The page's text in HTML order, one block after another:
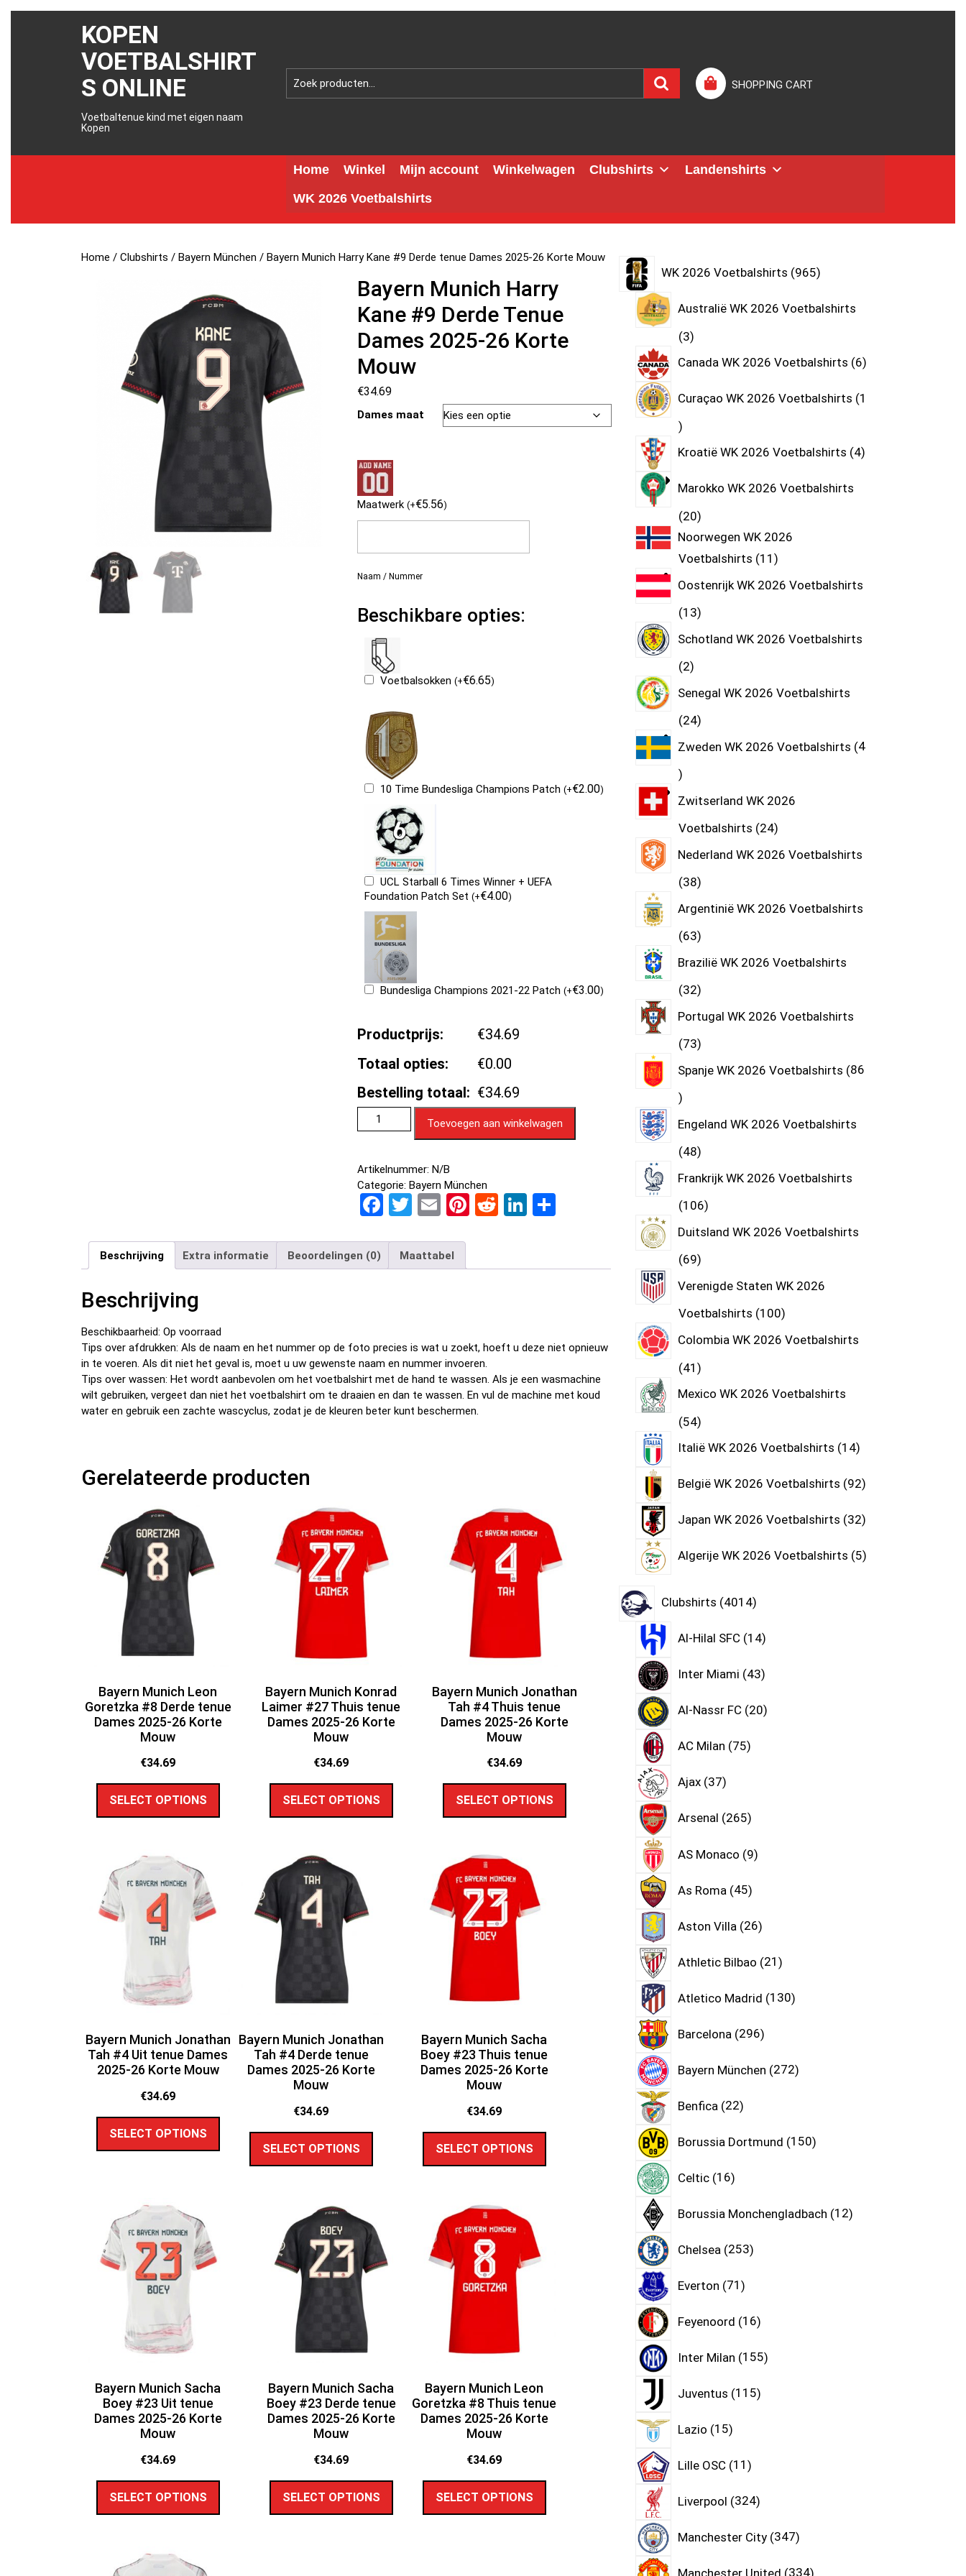
KOPEN
VOETBALSHIRT
S ONLINE
Voetbaltenue kind met eigen naam
Kopen
SHOPPING CART
Home Winkel Mijn account Winkelwagen Clubshirts
Landenshirts
WK 2026 Voetbalshirts
Home /Clubshirts /Bayern München / Bayern Munich Harry Kane #9 Derde tenue Dames 2025-26 Korte Mouw
Bayern Munich Harry
Kane #9 Derde Tenue
Dames 2025-26 Korte
Mouw
€34.69
Dames maat
Maatwerk (+€5.56)
Naam / Nummer
Beschikbare opties:
Voetbalsokken (+€6.65)
10 Time Bundesliga Champions Patch (+€2.00)
UCL Starball 6 Times Winner + UEFA
Foundation Patch Set (+€4.00)
Bundesliga Champions 2021-22 Patch (+€3.00)
Productprijs:
€34.69
Totaal opties:
€0.00
Bestelling totaal: €34.69
Toevoegen aan winkelwagen
Artikelnummer: N/B
Categorie: Bayern München
F
ce
b
k
T
tt
er
E
ail
Pi
es
R
di
Li
dI
D
n
Beschrijving Extra informatie Beoordelingen (0) Maattabel
Beschrijving
Beschikbaarheid: Op voorraad
Tips over afdrukken: Als de naam en het nummer op de foto precies is wat u zoekt, hoeft u deze niet opnieuw
in te voeren. Als dit niet het geval is, moet u uw gewenste naam en nummer invoeren.
Tips over wassen: Het wordt aanbevolen om het voetbalshirt met de hand te wassen. Als je een wasmachine
wilt gebruiken, vergeet dan niet het voetbalshirt om te draaien en dan te wassen. En vul de machine met koud
water en gebruik een zachte wascyclus, zodat je de kleuren beter kunt beschermen.
Gerelateerde producten
Bayern Munich Leon
Goretzka #8 Derde tenue
Dames 2025-26 Korte
Mouw
€34.69
SELECT OPTIONS
Bayern Munich Konrad
Laimer #27 Thuis tenue
Dames 2025-26 Korte
Mouw
€34.69
SELECT OPTIONS
Bayern Munich Jonathan
Tah #4 Thuis tenue
Dames 2025-26 Korte
Mouw
€34.69
SELECT OPTIONS
Bayern Munich Jonathan
Tah #4 Uit tenue Dames
2025-26 Korte Mouw
€34.69
SELECT OPTIONS
Bayern Munich Jonathan
Tah #4 Derde tenue
Dames 2025-26 Korte
Mouw
€34.69
SELECT OPTIONS
Bayern Munich Sacha
Boey #23 Thuis tenue
Dames 2025-26 Korte
Mouw
€34.69
SELECT OPTIONS
Bayern Munich Sacha
Boey #23 Uit tenue
Dames 2025-26 Korte
Mouw
€34.69
SELECT OPTIONS
Bayern Munich Sacha
Boey #23 Derde tenue
Dames 2025-26 Korte
Mouw
€34.69
SELECT OPTIONS
Bayern Munich Leon
Goretzka #8 Thuis tenue
Dames 2025-26 Korte
Mouw
€34.69
SELECT OPTIONS
WK 2026 Voetbalshirts 965
Australië WK 2026 Voetbalshirts
3
Canada WK 2026 Voetbalshirts 6
Curaçao WK 2026 Voetbalshirts 1
Kroatië WK 2026 Voetbalshirts 4
Marokko WK 2026 Voetbalshirts
20
Noorwegen WK 2026
Voetbalshirts 11
Oostenrijk WK 2026 Voetbalshirts
13
Schotland WK 2026 Voetbalshirts
2
Senegal WK 2026 Voetbalshirts
24
Zweden WK 2026 Voetbalshirts 4
Zwitserland WK 2026
Voetbalshirts 24
Nederland WK 2026 Voetbalshirts
38
Argentinië WK 2026 Voetbalshirts
63
Brazilië WK 2026 Voetbalshirts
32
Portugal WK 2026 Voetbalshirts
73
Spanje WK 2026 Voetbalshirts 86
Engeland WK 2026 Voetbalshirts
48
Frankrijk WK 2026 Voetbalshirts
106
Duitsland WK 2026 Voetbalshirts
69
Verenigde Staten WK 2026
Voetbalshirts 100
Colombia WK 2026 Voetbalshirts
41
Mexico WK 2026 Voetbalshirts
54
Italië WK 2026 Voetbalshirts 14
België WK 2026 Voetbalshirts 92
Japan WK 2026 Voetbalshirts 32
Algerije WK 2026 Voetbalshirts 5
Clubshirts 4014
Al-Hilal SFC 14
Inter Miami 43
Al-Nassr FC 20
AC Milan 75
Ajax 37
Arsenal 265
AS Monaco 9
As Roma 45
Aston Villa 26
Athletic Bilbao 21
Atletico Madrid 130
Barcelona 296
Bayern München 272
Benfica 22
Borussia Dortmund 150
Celtic 16
Borussia Monchengladbach 12
Chelsea 253
Everton 71
Feyenoord 16
Inter Milan 155
Juventus 115
Lazio 15
Lille OSC 11
Liverpool 324
Manchester City 347
Manchester United 334